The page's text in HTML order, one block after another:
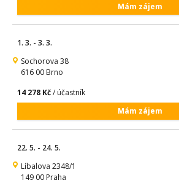
Mám zájem
1. 3. - 3. 3.
Sochorova 38
616 00 Brno
14 278 Kč/ účastník
Mám zájem
22. 5. - 24. 5.
Líbalova 2348/1
149 00 Praha